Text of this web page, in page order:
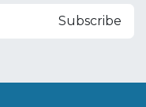
Subscribe